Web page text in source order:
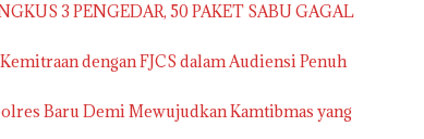
3 PENGEDAR, 50 PAKET SABU GAGAL
dengan FJCS dalam Audiensi Penuh
Baru Demi Mewujudkan Kamtibmas yang